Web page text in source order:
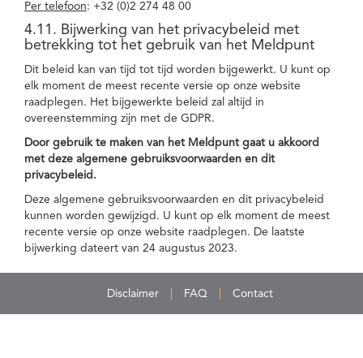
Per telefoon: +32 (0)2 274 48 00
4.11. Bijwerking van het privacybeleid met
betrekking tot het gebruik van het Meldpunt
Dit beleid kan van tijd tot tijd worden bijgewerkt. U kunt op
elk moment de meest recente versie op onze website
raadplegen. Het bijgewerkte beleid zal altijd in
overeenstemming zijn met de GDPR.
Door gebruik te maken van het Meldpunt gaat u akkoord
met deze algemene gebruiksvoorwaarden en dit
privacybeleid.
Deze algemene gebruiksvoorwaarden en dit privacybeleid
kunnen worden gewijzigd. U kunt op elk moment de meest
recente versie op onze website raadplegen. De laatste
bijwerking dateert van 24 augustus 2023.
Disclaimer FAQ Contact